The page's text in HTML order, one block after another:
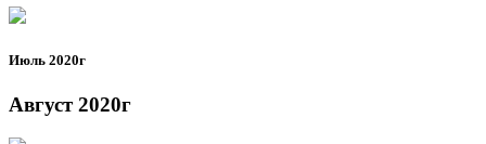
Июль 2020г
Август 2020г